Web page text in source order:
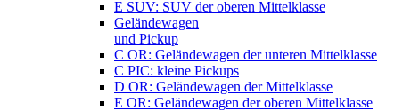
E SUV: SUV der oberen Mittelklasse
Geländewagen
und Pickup
C OR: Geländewagen der unteren Mittelklasse
C PIC: kleine Pickups
D OR: Geländewagen der Mittelklasse
E OR: Geländewagen der oberen Mittelklasse